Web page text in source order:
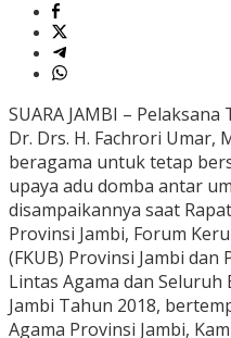
SUARA JAMBI –
Dr. Drs. H. Fachrori Umar,
beragama untuk tetap
upaya adu domba antar
disampaikannya saat
Provinsi Jambi, Forum
(FKUB) Provinsi Jambi
Lintas Agama dan
Jambi Tahun 2018,
Agama Provinsi Jambi,